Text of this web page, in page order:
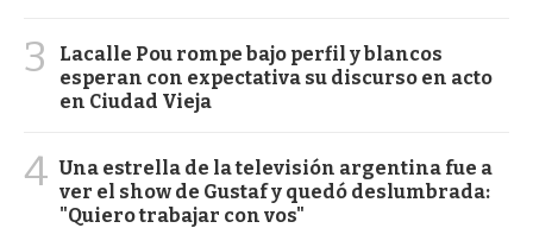
3
Lacalle Pou rompe bajo perfil y blancos
esperan con expectativa su discurso en acto
en Ciudad Vieja
4 Una estrella de la televisión argentina fue a
ver el show de Gustaf y quedó deslumbrada:
"Quiero trabajar con vos"